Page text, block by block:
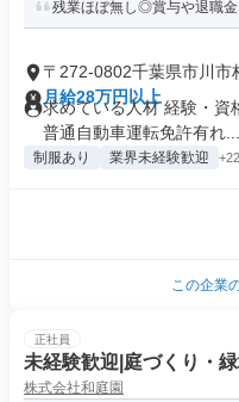
残業ほぼ無し◎賞与や退職金
〒272-0802千葉県市川市
月給28万円以上
求めている人材 経験・
普通自動車運転免許有れ...
制服あり 業界未経験歓迎
この企業
正社員
未経験歓迎|庭づくり・
株式会社和庭園